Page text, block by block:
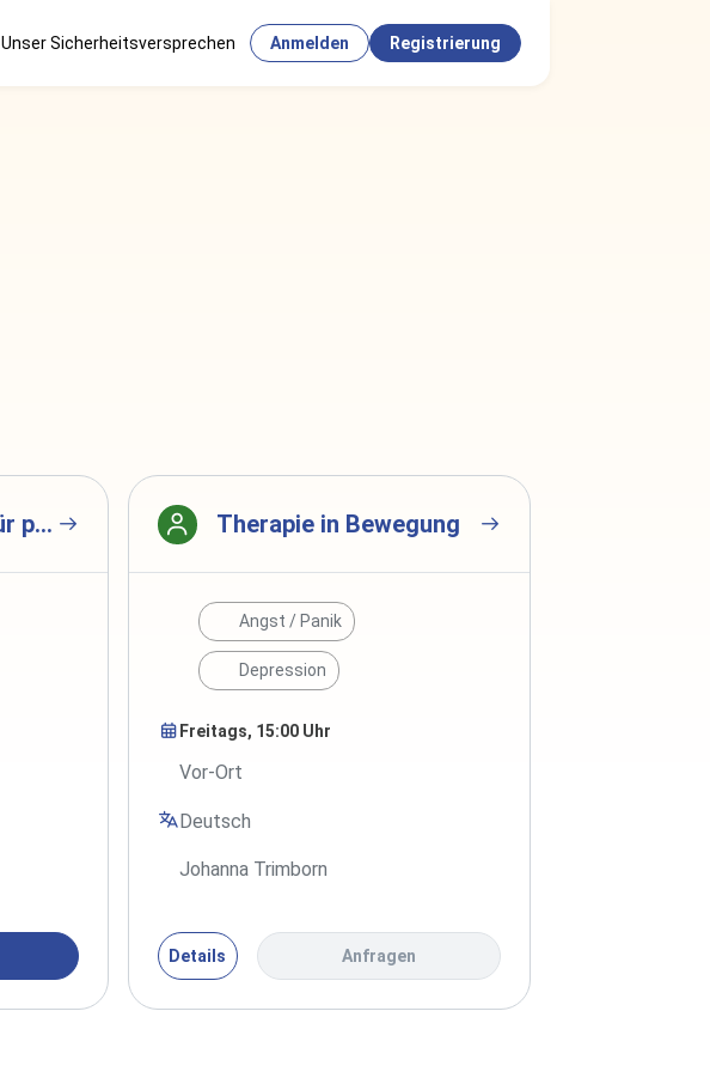
Unser Sicherheitsversprechen Anmelden Registrierung
Gruppentherapie für psychisch erkrankte Mütter Therapie in Bewegung
Angst / Panik
Depression
Freitags, 15:00 Uhr
Vor-Ort
Deutsch
Johanna Trimborn
Details Anfragen